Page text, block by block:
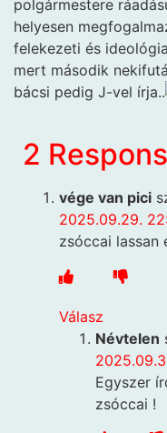
polgármestere
helyesen
felekezeti és
mert második
bácsi pedig J-vel írja..
2
vége van pici
2025.09.29.
zsóccai lassan
Válasz
Névtelen
Egyszer
zsóccai !